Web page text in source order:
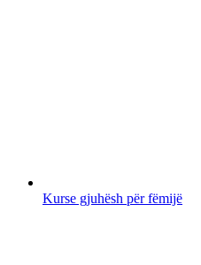
Kurse gjuhësh për fëmijë